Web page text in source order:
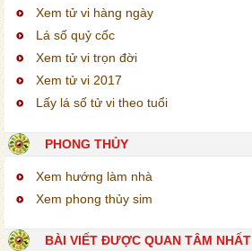
Xem tử vi hàng ngày
Lá số quỷ cốc
Xem tử vi trọn đời
Xem tử vi 2017
Lấy lá số tử vi theo tuổi
PHONG THỦY
Xem hướng làm nhà
Xem phong thủy sim
BÀI VIẾT ĐƯỢC QUAN TÂM NHẤT